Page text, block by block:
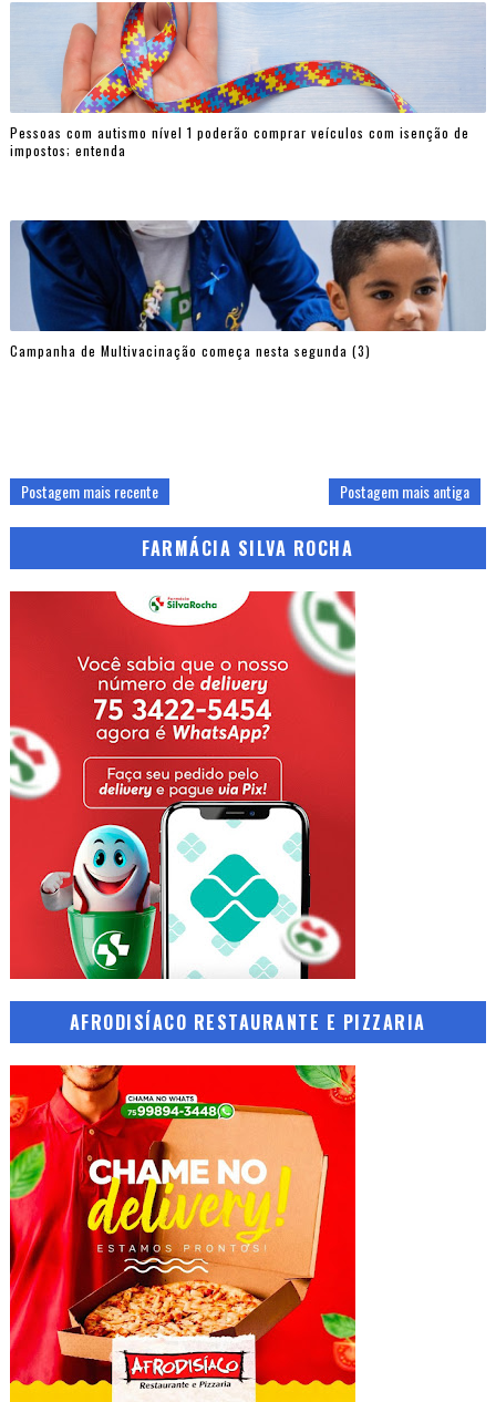
Pessoas com autismo nível 1 poderão comprar veículos com isenção de
impostos; entenda
Campanha de Multivacinação começa nesta segunda (3)
Postagem mais recente Postagem mais antiga
FARMÁCIA SILVA ROCHA
AFRODISÍACO RESTAURANTE E PIZZARIA